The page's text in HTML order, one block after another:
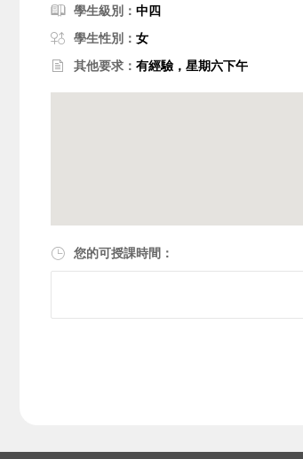
學生級別： 中四
學生性別： 女
其他要求： 有經驗，星期六下午
您的可授課時間：